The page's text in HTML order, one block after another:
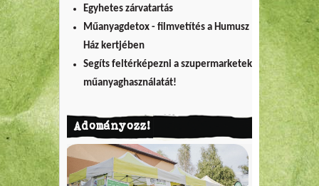
Egyhetes zárvatartás
Műanyagdetox - filmvetítés a Humusz
Ház kertjében
Segíts feltérképezni a szupermarketek
műanyaghasználatát!
Adományozz!